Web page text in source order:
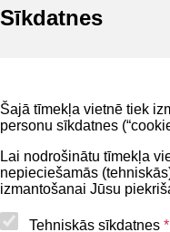
Sīkdatnes
Šajā tīmekļa vietnē tiek
personu sīkdatnes
Lai nodrošinātu tīmekļa
nepieciešamās
izmantošanai Jūsu
Tehniskās sīkdatnes *